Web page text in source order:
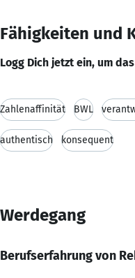
Fähigkeiten und
Logg Dich jetzt ein, um
Zahlenaffinität BWL
authentisch konsequent
Werdegang
Berufserfahrung von